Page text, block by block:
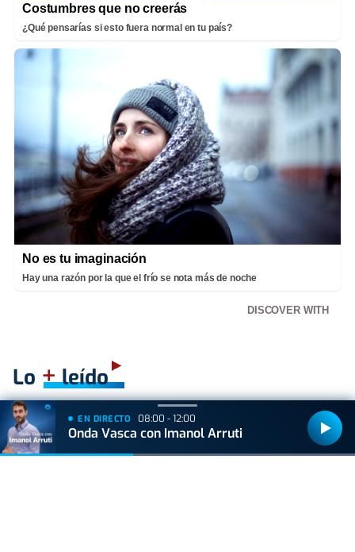
Costumbres que no creerás
¿Qué pensarías si esto fuera normal en tu país?
No es tu imaginación
Hay una razón por la que el frío se nota más de noche
DISCOVER WITH
Lo +leído
ACTUALIDAD
Hallan muerto a un recién nacido en un armario
después de que su madre ingresara en el
EN DIRECTO 08:00 - 12:00
Onda Vasca con Imanol Arruti